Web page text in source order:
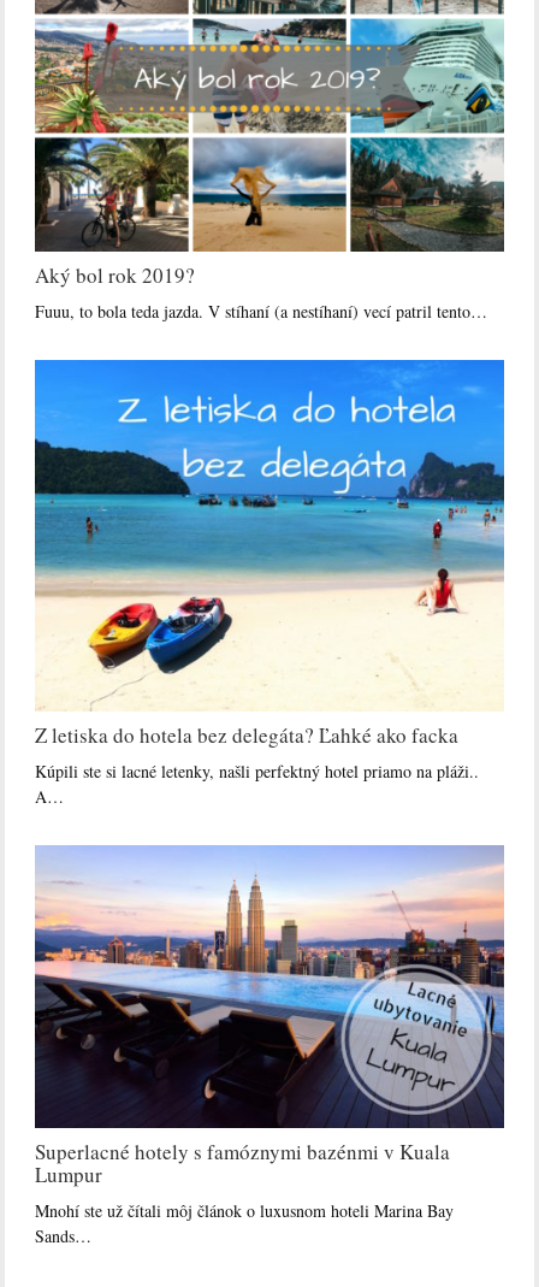
Aký bol rok 2019?
Fuuu, to bola teda jazda. V stíhaní (a nestíhaní) vecí patril tento…
Z letiska do hotela bez delegáta? Ľahké ako facka
Kúpili ste si lacné letenky, našli perfektný hotel priamo na pláži..
A…
Superlacné hotely s famóznymi bazénmi v Kuala
Lumpur
Mnohí ste už čítali môj článok o luxusnom hoteli Marina Bay
Sands…